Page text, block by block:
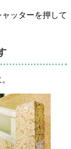
ッターを押して